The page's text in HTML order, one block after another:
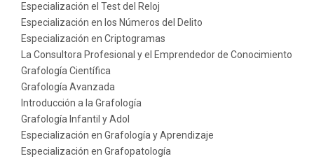
Especialización el Test del Reloj
Especialización en los Números del Delito
Especialización en Criptogramas
La Consultora Profesional y el Emprendedor de Conocimiento
Grafología Científica
Grafología Avanzada
Introducción a la Grafología
Grafología Infantil y Adol
Especialización en Grafología y Aprendizaje
Especialización en Grafopatología